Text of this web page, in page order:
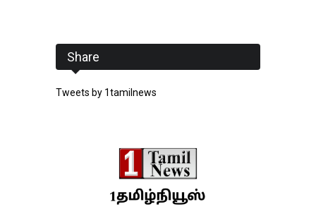
Share
Tweets by 1tamilnews